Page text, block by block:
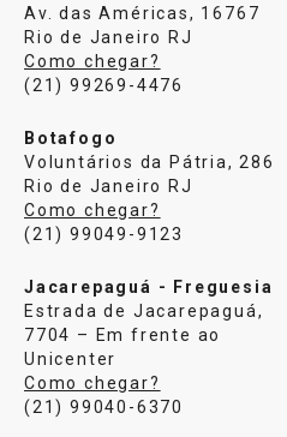
Av. das Américas, 16767
Rio de Janeiro RJ
Como chegar?
(21) 99269-4476
Botafogo
Voluntários da Pátria, 286
Rio de Janeiro RJ
Como chegar?
(21) 99049-9123
Jacarepaguá - Freguesia
Estrada de Jacarepaguá,
7704 – Em frente ao
Unicenter
Como chegar?
(21) 99040-6370